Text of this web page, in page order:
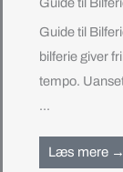
Guide til
Guide til
bilferie giver
tempo.
...
Læs mere →